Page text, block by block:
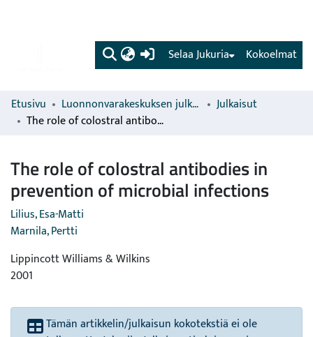
(current) Kokoelmat
Selaa Jukuria
Etusivu Luonnonvarakeskuksen julkaisut
Julkaisut
The role of colostral antibodies in prevention of microbial infections
The role of colostral antibodies in
prevention of microbial infections
Lilius, Esa-Matti
Marnila, Pertti
Lippincott Williams & Wilkins
2001
Tämän artikkelin/julkaisun kokotekstiä ei ole